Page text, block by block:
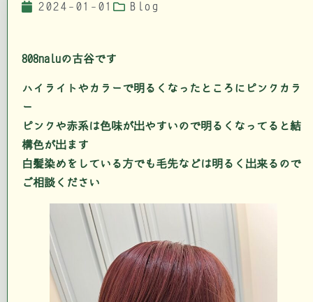
2024-01-01 Blog
808naluの古谷です
ハイライトやカラーで明るくなったところにピンクカラ
ー
ピンクや赤系は色味が出やすいので明るくなってると結
構色が出ます
白髪染めをしている方でも毛先などは明るく出来るので
ご相談ください